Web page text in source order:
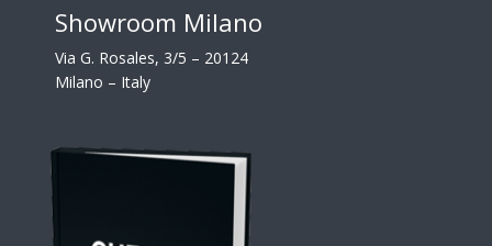
Showroom Milano
Via G. Rosales, 3/5 – 20124
Milano – Italy